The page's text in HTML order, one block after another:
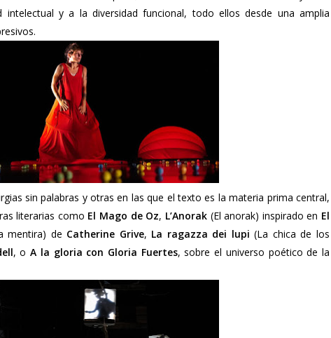
intelectual y a la diversidad funcional, todo ellos desde una amplia
sin palabras y otras en las que el texto es la materia prima central,
literarias como El Mago de Oz, L’Anorak(El anorak) inspirado en El
mentira) de Catherine Grive, La ragazza dei lupi (La chica de los
, oA la gloria con Gloria Fuertes, sobre el universo poético de la